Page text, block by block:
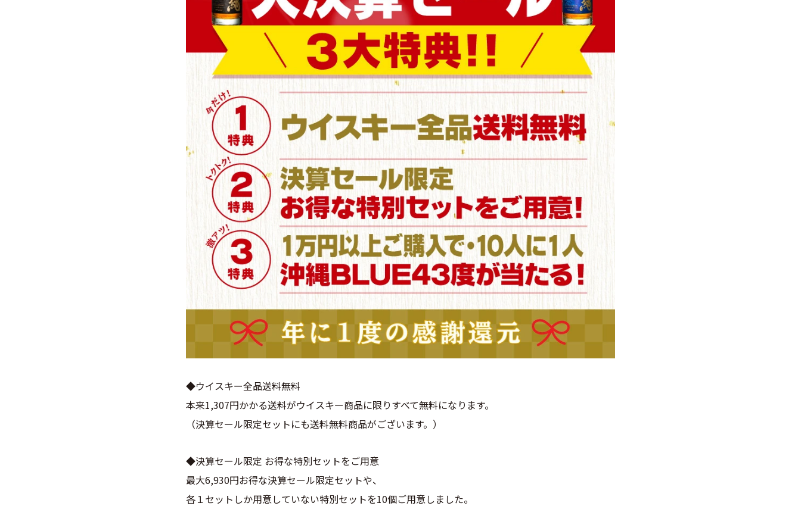
◆ウイスキー全品送料無料
本来1,307円かかる送料がウイスキー商品に限りすべて無料になります。
（決算セール限定セットにも送料無料商品がございます。）
◆決算セール限定 お得な特別セットをご用意
最大6,930円お得な決算セール限定セットや、
各１セットしか用意していない特別セットを10個ご用意しました。